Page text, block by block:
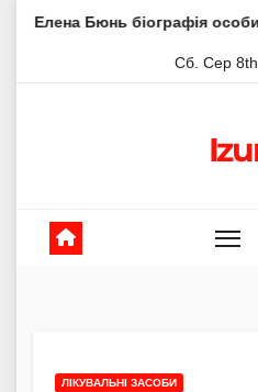
біографія особисте життя:
Сб. Сер
ЛІКУВАЛЬНІ ЗАСОБИ